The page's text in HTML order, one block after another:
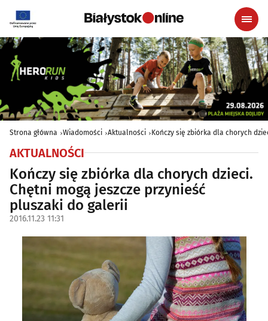
Strona główna Wiadomości Aktualności Kończy się zbiórka dla chorych
AKTUALNOŚCI
Kończy się zbiórka dla chorych dzieci.
Chętni mogą jeszcze przynieść
pluszaki do galerii
2016.11.23 11:31